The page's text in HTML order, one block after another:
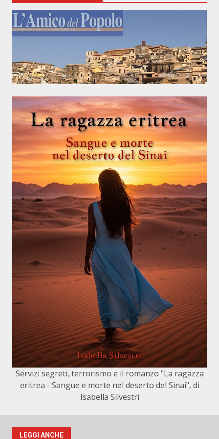
Servizi segreti, terrorismo e il romanzo "La ragazza
eritrea - Sangue e morte nel deserto del Sinai", di
Isabella Silvestri
LEGGI ANCHE